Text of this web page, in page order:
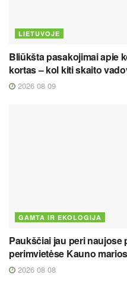
LIETUVOJE
Bliūkšta pasakojimai apie
kortas – kol kiti skaito
2026 08 09
GAMTA IR EKOLOGIJA
Paukščiai jau peri
perimvietėse Kauno
2026 08 08